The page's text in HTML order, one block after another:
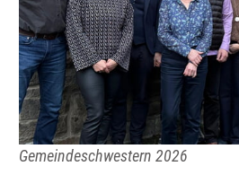
Gemeindeschwestern 2026